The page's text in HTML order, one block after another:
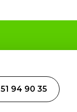
94 90 35